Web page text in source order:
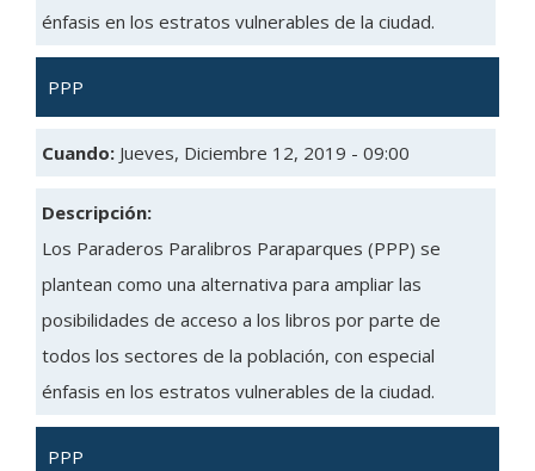
énfasis en los estratos vulnerables de la ciudad.
PPP
Cuando: Jueves, Diciembre 12, 2019 - 09:00
Descripción:
Los Paraderos Paralibros Paraparques (PPP) se
plantean como una alternativa para ampliar las
posibilidades de acceso a los libros por parte de
todos los sectores de la población, con especial
énfasis en los estratos vulnerables de la ciudad.
PPP